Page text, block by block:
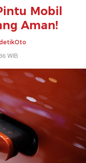
Mobil
Aman!
WIB